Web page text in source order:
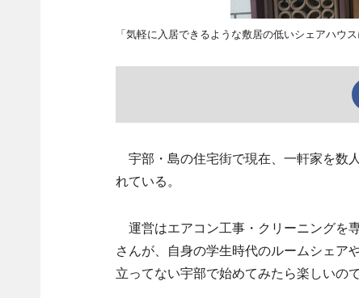
「気軽に入居できるような敷居の低いシェアハウ
宇部・島の住宅街で現在、一軒家を数
れている。
運営はエアコン工事・クリーニングを
さんが、自身の学生時代のルームシェア
立ってない宇部で始めてみたら楽しいの